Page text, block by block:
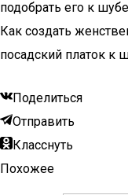
подобрать его к
Как создать
посадский платок к
Поделиться
Отправить
Класснуть
Похожее